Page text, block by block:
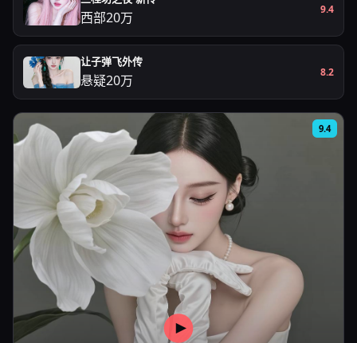
西部20万 9.4
让子弹飞外传
悬疑20万 8.2
9.4